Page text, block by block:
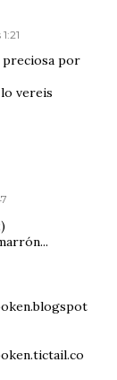
preciosa por
vereis